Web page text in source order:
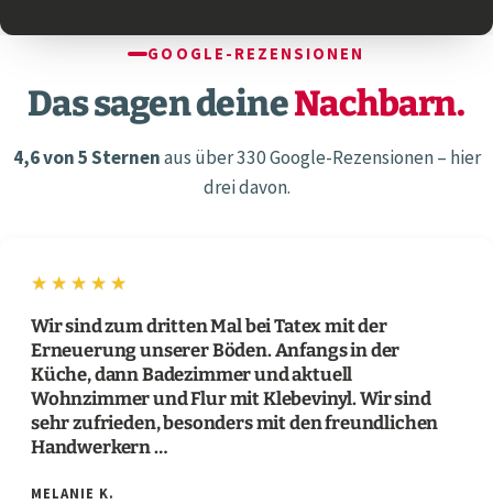
GOOGLE-REZENSIONEN
Das sagen deineNachbarn.
4,6 von 5 Sternenaus über 330 Google-Rezensionen – hier
drei davon.
★★★★★
Wir sind zum dritten Mal bei Tatex mit der
Erneuerung unserer Böden. Anfangs in der
Küche, dann Badezimmer und aktuell
Wohnzimmer und Flur mit Klebevinyl. Wir sind
sehr zufrieden, besonders mit den freundlichen
Handwerkern …
MELANIE K.